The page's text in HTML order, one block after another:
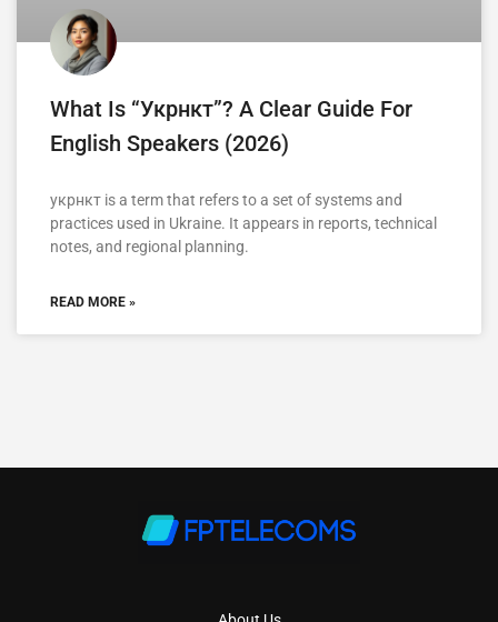
What Is “укрнкт”? A Clear Guide For
English Speakers (2026)
укрнкт is a term that refers to a set of systems and
practices used in Ukraine. It appears in reports, technical
notes, and regional planning.
READ MORE »